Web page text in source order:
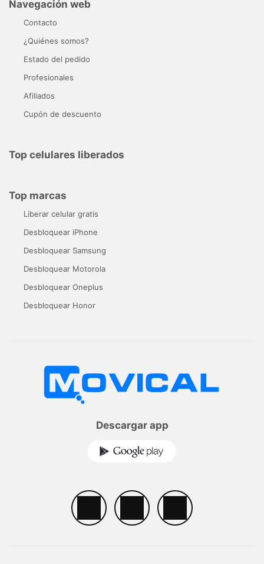
Navegación web
Contacto
¿Quiénes somos?
Estado del pedido
Profesionales
Afiliados
Cupón de descuento
Top celulares liberados
Top marcas
Liberar celular gratis
Desbloquear iPhone
Desbloquear Samsung
Desbloquear Motorola
Desbloquear Oneplus
Desbloquear Honor
Descargar app